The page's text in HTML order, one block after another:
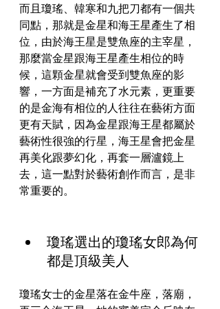
而且瓊瑤、韓寒和九把刀都有一個共
同點，那就是金星和海王星產生了相
位，由於海王星是雙魚座的主宰星，
那麼當金星跟海王星產生相位的時
候，這顆金星就會受到雙魚座的影
響，一方面是補充了水元素，更重要
的是金海有相位的人往往在藝術方面
更有天賦，因為金星跟海王星都屬於
藝術性很強的行星，海王星會把金星
再美化跟夢幻化，再套一層瀘鏡上
去，這一點對於藝術創作而言，是非
常重要的。
瓊瑤選出的瓊瑤女郎為何
都是頂級美人
瓊瑤女士的金星落在金牛座，落廟，